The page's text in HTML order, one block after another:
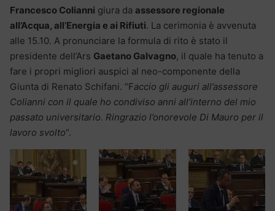
Francesco Colianni giura da assessore regionale
all’Acqua, all’Energia e ai Rifiuti. La cerimonia è avvenuta
alle 15.10. A pronunciare la formula di rito è stato il
presidente dell’Ars Gaetano Galvagno, il quale ha tenuto a
fare i propri migliori auspici al neo-componente della
Giunta di Renato Schifani. “Faccio gli auguri all’assessore
Colianni con il quale ho condiviso anni all’interno del mio
passato universitario. Ringrazio l’onorevole Di Mauro per il
lavoro svolto“.